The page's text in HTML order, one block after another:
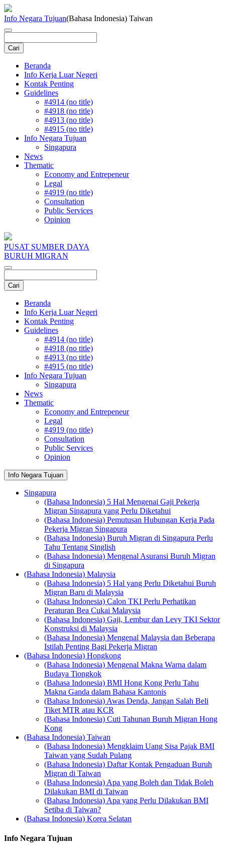
Info Negara Tujuan(Bahasa Indonesia) Taiwan
Beranda
Info Kerja Luar Negeri
Kontak Penting
Guidelines
#4914 (no title)
#4918 (no title)
#4913 (no title)
#4915 (no title)
Info Negara Tujuan
Singapura
News
Thematic
Economy and Entrepeneur
Legal
#4919 (no title)
Consultation
Public Services
Opinion
PUSAT SUMBER DAYA
BURUH MIGRAN
Beranda
Info Kerja Luar Negeri
Kontak Penting
Guidelines
#4914 (no title)
#4918 (no title)
#4913 (no title)
#4915 (no title)
Info Negara Tujuan
Singapura
News
Thematic
Economy and Entrepeneur
Legal
#4919 (no title)
Consultation
Public Services
Opinion
Info Negara Tujuan
Singapura
(Bahasa Indonesia) 5 Hal Mengenai Gaji Pekerja
Migran Singapura yang Perlu Diketahui
(Bahasa Indonesia) Pemutusan Hubungan Kerja Pada
Pekerja Migran Singapura
(Bahasa Indonesia) Buruh Migran di Singapura Perlu
Tahu Tentang Singlish
(Bahasa Indonesia) Mengenal Asuransi Buruh Migran
di Singapura
(Bahasa Indonesia) Malaysia
(Bahasa Indonesia) 5 Hal yang Perlu Diketahui Buruh
Migran Baru di Malaysia
(Bahasa Indonesia) Calon TKI Perlu Perhatikan
Peraturan Bea Cukai Malaysia
(Bahasa Indonesia) Gaji, Lembur dan Levy TKI Sektor
Konstruksi di Malaysia
(Bahasa Indonesia) Mengenal Malaysia dan Beberapa
Istilah Penting Bagi Pekerja Migran
(Bahasa Indonesia) Hongkong
(Bahasa Indonesia) Mengenal Makna Warna dalam
Budaya Tiongkok
(Bahasa Indonesia) BMI Hong Kong Perlu Tahu
Makna Ganda dalam Bahasa Kantonis
(Bahasa Indonesia) Awas Denda, Jangan Salah Beli
Tiket MTR atau KCR
(Bahasa Indonesia) Cuti Tahunan Buruh Migran Hong
Kong
(Bahasa Indonesia) Taiwan
(Bahasa Indonesia) Mengklaim Uang Sisa Pajak BMI
Taiwan yang Sudah Pulang
(Bahasa Indonesia) Daftar Kontak Pengaduan Buruh
Migran di Taiwan
(Bahasa Indonesia) Apa yang Boleh dan Tidak Boleh
Dilakukan BMI di Taiwan
(Bahasa Indonesia) Apa yang Perlu Dilakukan BMI
Setiba di Taiwan?
(Bahasa Indonesia) Korea Selatan
Info Negara Tujuan